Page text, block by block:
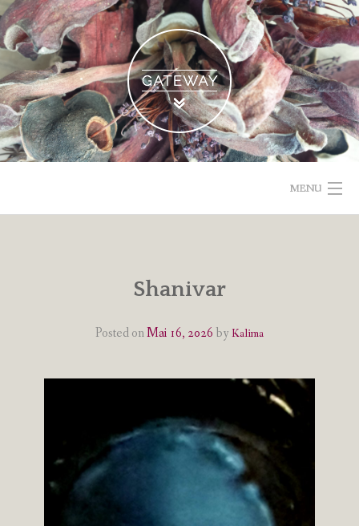
Skip
to
content
MENU
IMPRESSUM & DATENSCHUTZ
Shanivar
Posted onMai 16, 2026 by Kalima